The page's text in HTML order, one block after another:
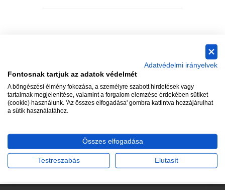
Adatvédelmi irányelvek
Fontosnak tartjuk az adatok védelmét
A böngészési élmény fokozása, a személyre szabott hirdetések vagy
tartalmak megjelenítése, valamint a forgalom elemzése érdekében sütiket
(cookie) használunk. 'Az összes elfogadása' gombra kattintva hozzájárulhat
a sütik használatához.
Összes elfogadása
Testreszabás Elutasít